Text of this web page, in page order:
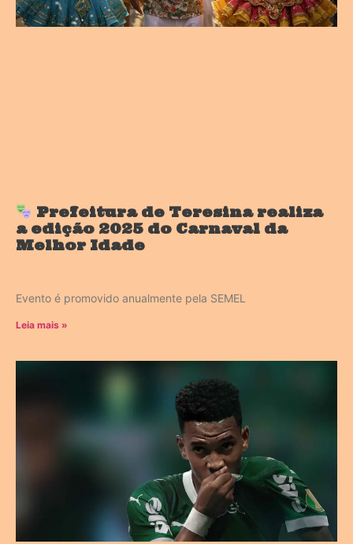
Prefeitura de Teresina realiza
a edição 2025 do Carnaval da
Melhor Idade
Evento é promovido anualmente pela SEMEL
Leia mais »